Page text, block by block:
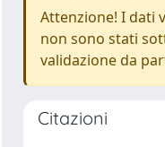
Attenzione! I dati
non sono stati
validazione da
Citazioni